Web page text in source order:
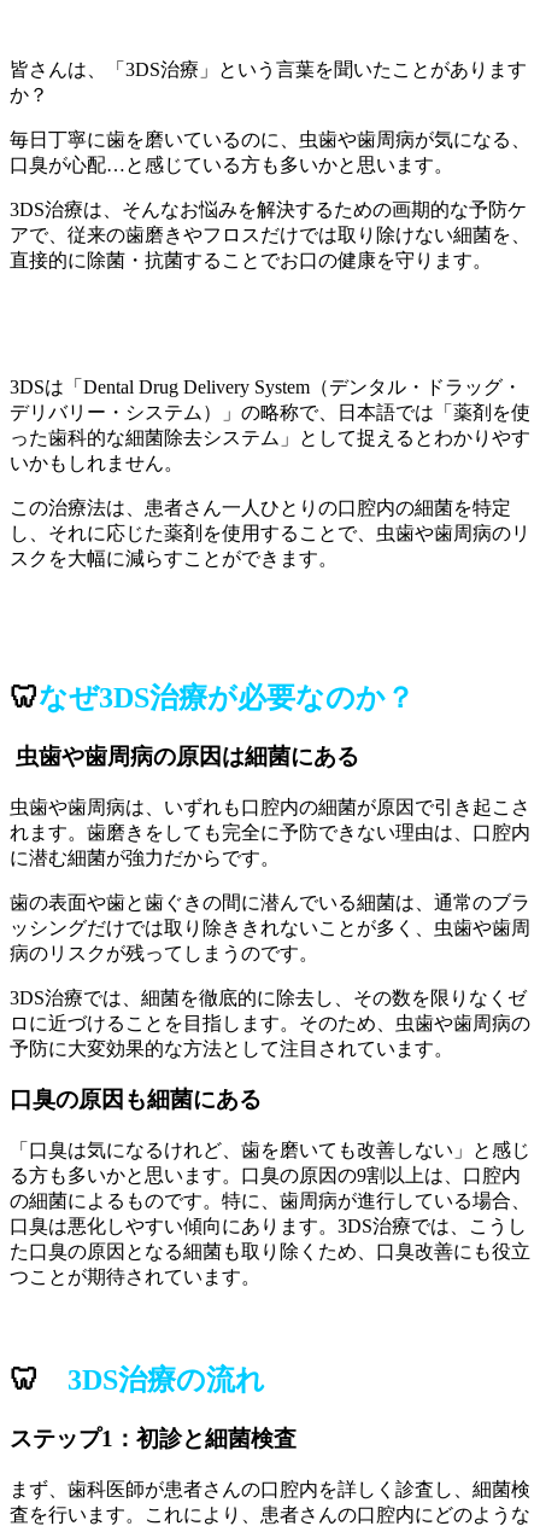
皆さんは、「3DS治療」という言葉を聞いたことがあります
か？
毎日丁寧に歯を磨いているのに、虫歯や歯周病が気になる、
口臭が心配…と感じている方も多いかと思います。
3DS治療は、そんなお悩みを解決するための画期的な予防ケ
アで、従来の歯磨きやフロスだけでは取り除けない細菌を、
直接的に除菌・抗菌することでお口の健康を守ります。
3DSは「Dental Drug Delivery System（デンタル・ドラッグ・
デリバリー・システム）」の略称で、日本語では「薬剤を使
った歯科的な細菌除去システム」として捉えるとわかりやす
いかもしれません。
この治療法は、患者さん一人ひとりの口腔内の細菌を特定
し、それに応じた薬剤を使用することで、虫歯や歯周病のリ
スクを大幅に減らすことができます。
🦷なぜ3DS治療が必要なのか？
虫歯や歯周病の原因は細菌にある
虫歯や歯周病は、いずれも口腔内の細菌が原因で引き起こさ
れます。歯磨きをしても完全に予防できない理由は、口腔内
に潜む細菌が強力だからです。
歯の表面や歯と歯ぐきの間に潜んでいる細菌は、通常のブラ
ッシングだけでは取り除ききれないことが多く、虫歯や歯周
病のリスクが残ってしまうのです。
3DS治療では、細菌を徹底的に除去し、その数を限りなくゼ
ロに近づけることを目指します。そのため、虫歯や歯周病の
予防に大変効果的な方法として注目されています。
口臭の原因も細菌にある
「口臭は気になるけれど、歯を磨いても改善しない」と感じ
る方も多いかと思います。口臭の原因の9割以上は、口腔内
の細菌によるものです。特に、歯周病が進行している場合、
口臭は悪化しやすい傾向にあります。3DS治療では、こうし
た口臭の原因となる細菌も取り除くため、口臭改善にも役立
つことが期待されています。
🦷 3DS治療の流れ
ステップ1：初診と細菌検査
まず、歯科医師が患者さんの口腔内を詳しく診査し、細菌検
査を行います。これにより、患者さんの口腔内にどのような